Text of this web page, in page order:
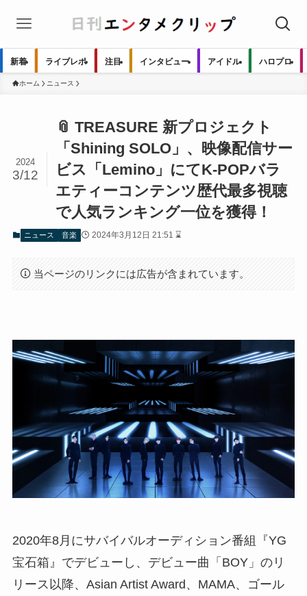
新着 ライブレポ 注目 インタビュー アイドル ハロプロ
ホーム ニュース
📎 TREASURE 新プロジェクト
「Shining SOLO」、映像配信サー
ビス「Lemino」にてK-POPバラ
エティーコンテンツ歴代最多視聴
で人気ランキング一位を獲得！
2024
3/12
ニュース 音楽 2024年3月12日 21:51 ⌛
当ページのリンクには広告が含まれています。
2020年8⽉にサバイバルオーディション番組『YG
宝⽯箱』でデビューし、デビュー曲「BOY」のリ
リース以降、Asian Artist Award、MAMA、ゴール